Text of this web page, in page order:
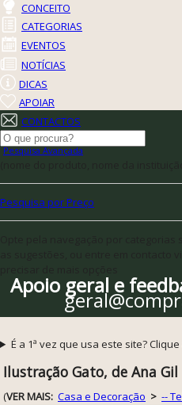
CONCEITO
CATEGORIAS
EVENTOS
NOTÍCIAS
DICAS
APOIAR
CONTACTOS
Pesquisa Avançada
Pesquisa por Preço
Apoio geral e
É a 1ª vez que usa este site?
Ilustração Gato, de Ana Gil
(VER MAIS: Casa e Decoração > --